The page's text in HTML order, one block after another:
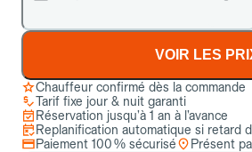
VOIR LES
Chauffeur confirmé dès la commande
Tarif fixe jour & nuit garanti
Réservation jusqu’à 1 an à l’avance
Replanification automatique si retard
Paiement 100 % sécurisé
Présent